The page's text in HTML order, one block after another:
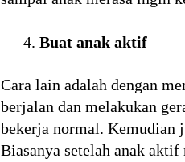
Buat anak aktif
Cara lain adalah dengan
berjalan dan melakukan
bekerja normal. Kemudian
Biasanya setelah anak aktif